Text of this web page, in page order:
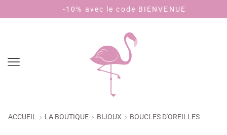
-10% avec le code BIENVENUE
ACCUEIL LA BOUTIQUE BIJOUX BOUCLES D'OREILLES